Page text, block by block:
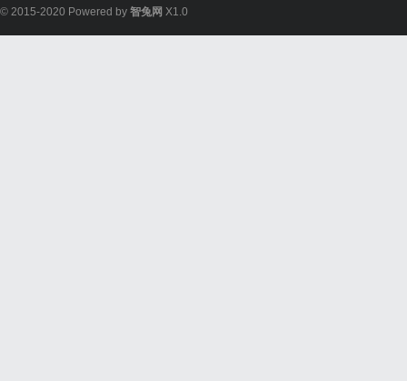
© 2015-2020 Powered by 智兔网 X1.0